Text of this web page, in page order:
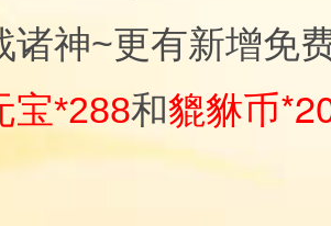
诸神~更有新增免
宝*288和貔貅币